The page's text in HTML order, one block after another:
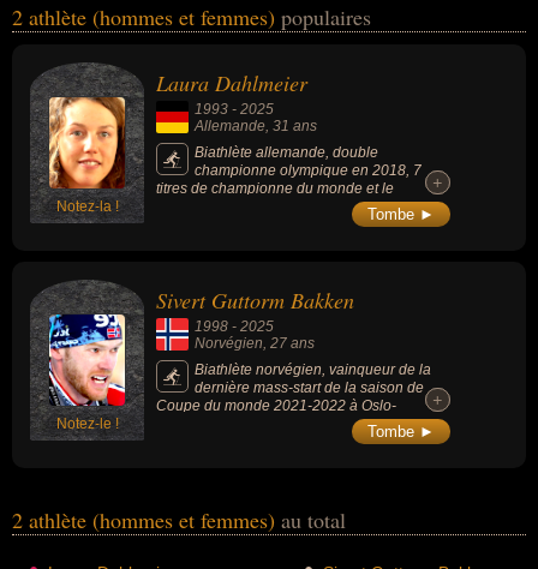
l'alpinisme, du biathlon, du ski, du sport ou du sport de plein air.
sportif. En ce qui concerne leurs nationalités au moment de leurs
morts, ils peuvent avoir été allemand ou norvégien par exemple.
2 athlète (hommes et femmes) populaires
Notez-la !
Laura Dahlmeier
1993 - 2025
Allemande, 31 ans
Biathlète allemande, double
championne olympique en 2018, 7
titres de championne du monde et le
classement général de la Coupe du monde
en 2016–17, marquant l’histoire du biathlon
+
+
Tombe ►
Notez-le !
Sivert Guttorm Bakken
1998 - 2025
Norvégien , 27 ans
Biathlète norvégien, vainqueur de la
dernière mass-start de la saison de
Coupe du monde 2021-2022 à Oslo-
Holmenkollen, il décroche le globe de la
+
+
Tombe ►
2 athlète (hommes et femmes) au total